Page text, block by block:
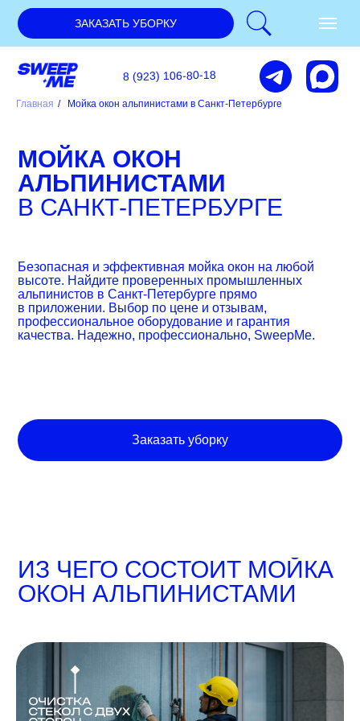
ЗАКАЗАТЬ УБОРКУ
8 (923) 106-80-18
Главная / Мойка окон альпинистами в Санкт-Петербурге
МОЙКА ОКОН
АЛЬПИНИСТАМИ
В САНКТ-ПЕТЕРБУРГЕ
Безопасная и эффективная мойка окон на любой
высоте. Найдите проверенных промышленных
альпинистов в Санкт-Петербурге прямо
в приложении. Выбор по цене и отзывам,
профессиональное оборудование и гарантия
качества. Надежно, профессионально, SweepMe.
Заказать уборку
ИЗ ЧЕГО СОСТОИТ МОЙКА
ОКОН АЛЬПИНИСТАМИ